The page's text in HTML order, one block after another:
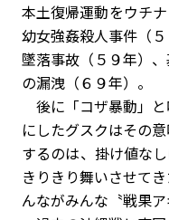
本土復帰運動をウチ
幼女強姦殺人事件（
墜落事故（５９年）
の漏洩（６９年）。
後に「コザ暴動」
にしたグスクはその
するのは、掛け値な
きりきり舞いさせて
んながみんな〝戦果ア